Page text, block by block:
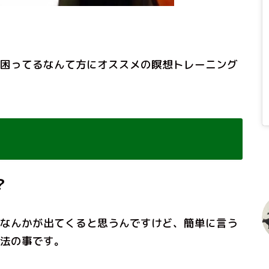
ってるなんて方にオススメの瞑想トレーニング
んかが出てくると思うんですけど、簡単に言う
の事です。